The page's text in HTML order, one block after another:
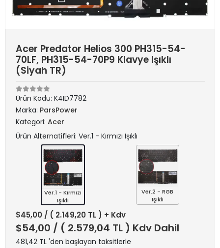
Acer Predator Helios 300 PH315-54-
70LF, PH315-54-70P9 Klavye Işıklı
(Siyah TR)
Ürün Kodu: K4ID7782
Marka: ParsPower
Kategori: Acer
Ürün Alternatifleri: Ver.1 - Kırmızı Işıklı
Ver.1 - Kırmızı
Işıklı
Ver.2 - RGB
Işıklı
$45,00 / ( 2.149,20 TL ) + Kdv
$54,00 / ( 2.579,04 TL ) Kdv Dahil
481,42 TL 'den başlayan taksitlerle